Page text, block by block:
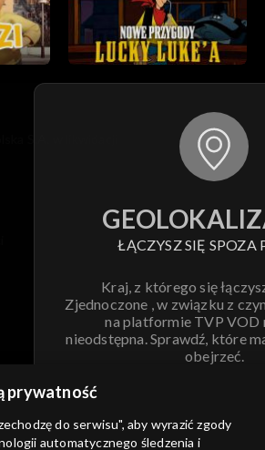
ŁĄCZYSZ SIĘ SPOZA
Kraj, z którego się
Zjednoczone , w związku z
na platformie TVP VOD
nieodstępna. Sprawdź, które
obejrzeć.
usług
prywatność
do serwisu", aby wyrazić zgody
automatycznego śledzenia i